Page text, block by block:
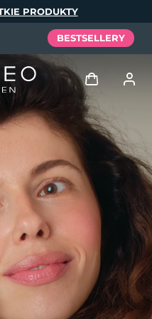
PRODUKTY
BESTSELLERY
Zaloguj
Profil użytkownika
Moje urządzenia
Moje zamówienia
Moje adresy
Moje subskrypcje
Español
Português
Русский
繁體中文